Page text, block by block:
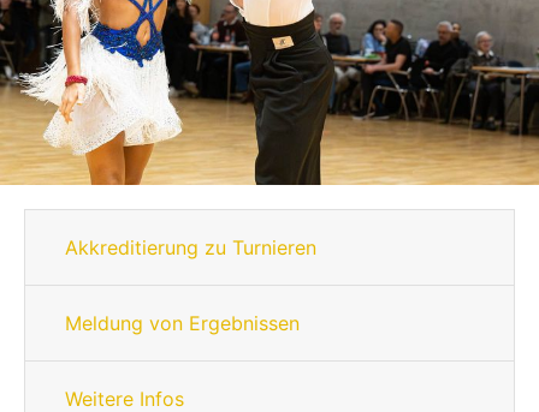
Akkreditierung zu Turnieren
Meldung von Ergebnissen
Weitere Infos